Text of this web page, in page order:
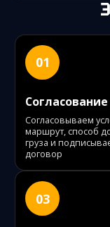
01
Согласование
Согласовываем
маршрут, способ
груза и
договор
03